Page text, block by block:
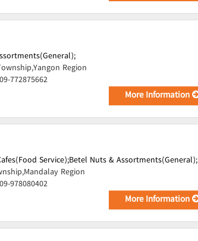
Region
772875662
More Information
Service);Betel Nuts & Assortments(General);
Region
978080402
More Information